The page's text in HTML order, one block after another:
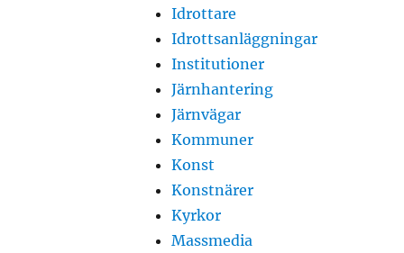
Idrottare
Idrottsanläggningar
Institutioner
Järnhantering
Järnvägar
Kommuner
Konst
Konstnärer
Kyrkor
Massmedia